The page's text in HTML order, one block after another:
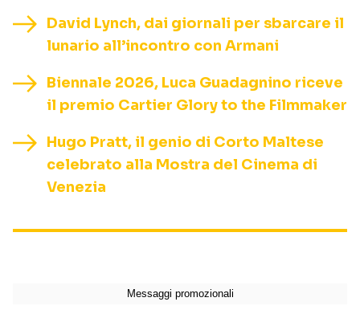
David Lynch, dai giornali per sbarcare il
lunario all’incontro con Armani
Biennale 2026, Luca Guadagnino riceve
il premio Cartier Glory to the Filmmaker
Hugo Pratt, il genio di Corto Maltese
celebrato alla Mostra del Cinema di
Venezia